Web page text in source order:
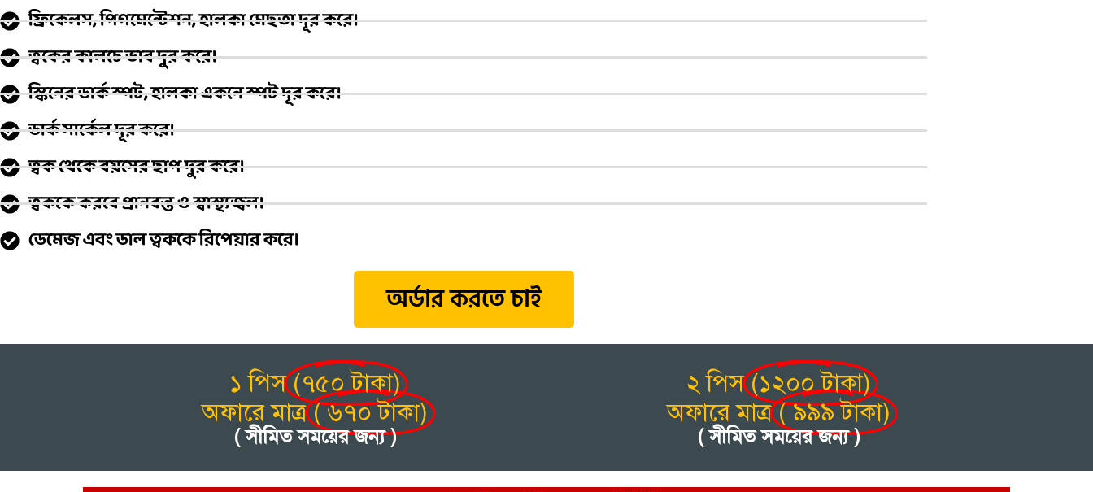
ফ্রিকেলস, পিগমেন্টেশন, হালকা মেছতা দূর করে।
ত্বকের কালচে ভাব দুর করে।
স্কিনের ডার্ক স্পট, হালকা একনে স্পট দূর করে।
ডার্ক সার্কেল দূর করে।
ত্বক থেকে বয়সের ছাপ দুর করে।
ত্বককে করবে প্রানবন্ত ও স্বাস্থ্যজ্বল।
ডেমেজ এবং ডাল ত্বককে রিপেয়ার করে।
অর্ডার করতে চাই
১ পিস (৭৫০ টাকা)
অফারে মাত্র ( ৬৭০ টাকা)
( সীমিত সময়ের জন্য )
২ পিস (১২০০ টাকা)
অফারে মাত্র ( ৯৯৯ টাকা)
( সীমিত সময়ের জন্য )